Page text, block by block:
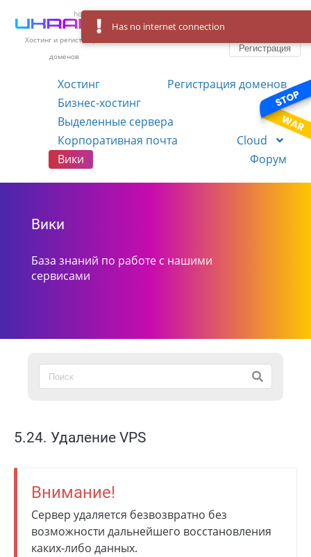
Хостинг и регистрация
доменов
Регистрация
Хостинг
Регистрация доменов
Бизнес-хостинг
VPS
Выделенные сервера
Корпоративная почта
Cloud
Вики
Форум
Вики
База знаний по работе с нашими
сервисами
5.24. Удаление VPS
Внимание!
Сервер удаляется безвозвратно без
возможности дальнейшего восстановления
каких-либо данных.
Has no internet connection